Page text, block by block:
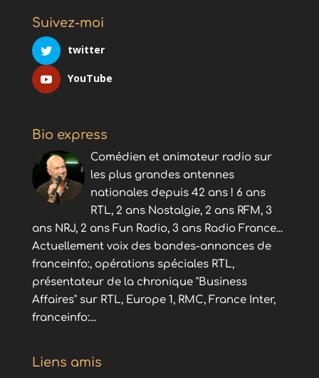
Suivez-moi
twitter
YouTube
Bio express
Comédien et animateur radio sur
les plus grandes antennes
nationales depuis 42 ans ! 6 ans
RTL, 2 ans Nostalgie, 2 ans RFM, 3
ans NRJ, 2 ans Fun Radio, 3 ans Radio France...
Actuellement voix des bandes-annonces de
franceinfo:, opérations spéciales RTL,
présentateur de la chronique "Business
Affaires" sur RTL, Europe 1, RMC, France Inter,
franceinfo:...
Liens amis